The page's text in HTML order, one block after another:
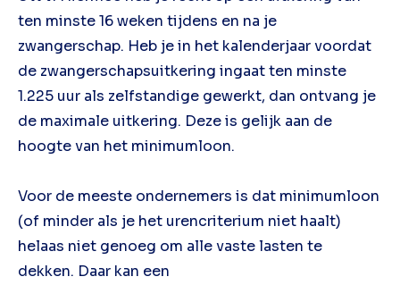
ten minste 16 weken tijdens en na je
zwangerschap. Heb je in het kalenderjaar voordat
de zwangerschapsuitkering ingaat ten minste
1.225 uur als zelfstandige gewerkt, dan ontvang je
de maximale uitkering. Deze is gelijk aan de
hoogte van het minimumloon.
Voor de meeste ondernemers is dat minimumloon
(of minder als je het urencriterium niet haalt)
helaas niet genoeg om alle vaste lasten te
dekken. Daar kan een